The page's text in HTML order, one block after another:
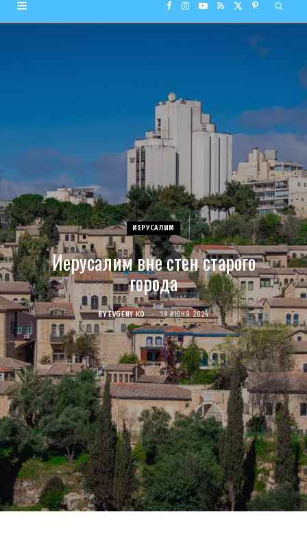
F
e
b
o
k
I
t
r
a
m
Y
u
e
R
i
t
e
r
)
P
e
r
e
s
t
ИЕРУСАЛИМ
Иерусалим вне стен старого
города
BY EVGENY KO 19 ИЮНЯ 2024